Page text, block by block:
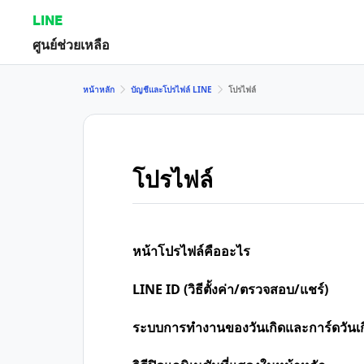
LINE
ศูนย์ช่วยเหลือ
หน้าหลัก บัญชีและโปรไฟล์ LINE โปรไฟล์
โปรไฟล์
หน้าโปรไฟล์คืออะไร
LINE ID (วิธีตั้งค่า/ตรวจสอบ/แชร์)
ระบบการทำงานของวันเกิดและการ์ดวัน